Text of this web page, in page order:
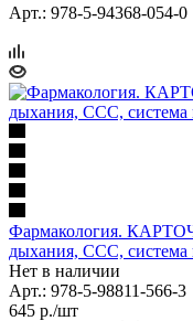
Арт.: 978-5-94368-054-0
Фармакология.
дыхания, ССС, система
Нет в наличии
Арт.: 978-5-98811-566-3
645 р./шт